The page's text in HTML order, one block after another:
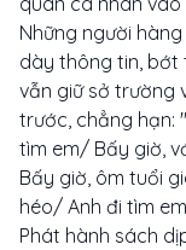
Những người
dày thông tin, bớt
vẫn giữ sở trường
trước, chẳng hạn:
tìm em/ Bấy giờ,
Bấy giờ, ôm tuổi
héo/ Anh đi tìm
Phát hành sách